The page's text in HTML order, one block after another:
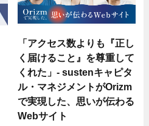
「アクセス数よりも『正し
く届けること』を尊重して
くれた」- sustenキャピタ
ル・マネジメントがOrizm
で実現した、思いが伝わる
Webサイト